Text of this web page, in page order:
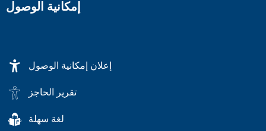
إمكانية الوصول
إعلان إمكانية الوصول
تقرير الحاجز
لغة سهلة